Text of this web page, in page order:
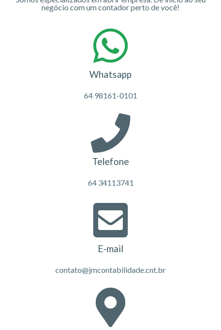
negócio com um contador perto de você!
Whatsapp
64 98161-0101
Telefone
64 34113741
E-mail
contato@jmcontabilidade.cnt.br